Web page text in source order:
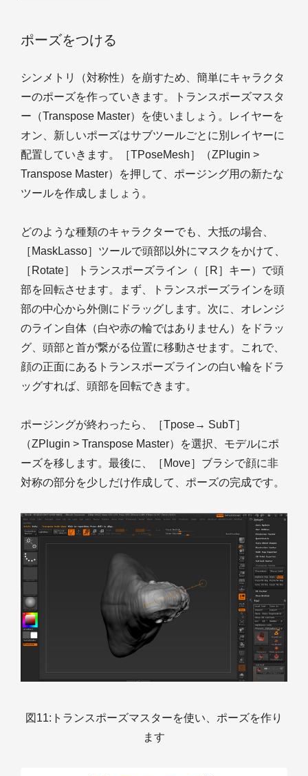
ポーズをつける
シンメトリ（対称性）を崩すため、簡単にキャラクタ
ーのポーズを作っていきます。トランスポーズマスタ
ー（Transpose Master）を使いましょう。レイヤーを
オン、新しいポーズはサブツールごとに別レイヤーに
配置していきます。［TPoseMesh］（ZPlugin >
Transpose Master）を押して、ポージング用の新たな
ツールを作成しましょう。
どのような種類のキャラクターでも、大抵の場合、
［MaskLasso］ツールで頭部以外にマスクをかけて、
［Rotate］ トランスポーズライン（［R］キー）で頭
部を回転させます。まず、トランスポーズラインを頭
部の中心から外側にドラッグします。次に、オレンジ
のライン自体（白や赤の輪ではありません）をドラッ
グ、頭部と首が繋がる位置に移動させます。これで、
顔の正面にあるトランスポーズラインの白い輪をドラ
ッグすれば、頭部を回転できます。
ポージングが終わったら、［Tpose→ SubT］
（ZPlugin > Transpose Master）を選択、モデルにポ
ーズを移します。最後に、［Move］ブラシで顔に非
対称の部分を少しだけ作成して、ポーズの完成です。
図11:トランスポーズマスターを使い、ポーズを作り
ます